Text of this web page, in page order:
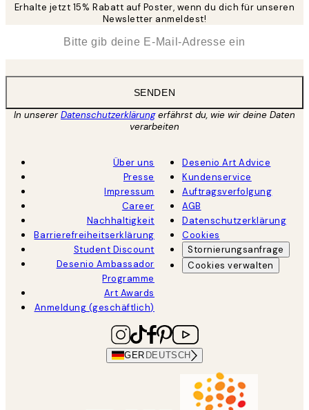
Erhalte jetzt 15% Rabatt auf Poster, wenn du dich für unseren
Newsletter anmeldest!
SENDEN
In unsererDatenschutzerklärungerfährst du, wie wir deine Daten
verarbeiten
Über uns
Presse
Impressum
Career
Nachhaltigkeit
Barrierefreiheitserklärung
Student Discount
Desenio Ambassador
Programme
Art Awards
Anmeldung (geschäftlich)
Desenio Art Advice
Kundenservice
Auftragsverfolgung
AGB
Datenschutzerklärung
Cookies
Stornierungsanfrage
Cookies verwalten
GER DEUTSCH